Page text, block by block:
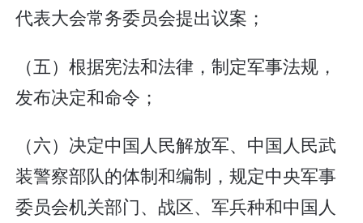
代表大会常务委员会提出议案；
（五）根据宪法和法律，制定军事法规，
发布决定和命令；
（六）决定中国人民解放军、中国人民武
装警察部队的体制和编制，规定中央军事
委员会机关部门、战区、军兵种和中国人